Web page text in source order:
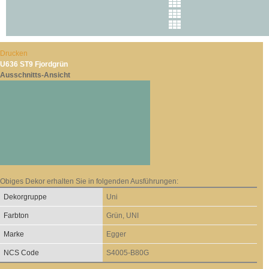
Drucken
U636 ST9 Fjordgrün
Ausschnitts-Ansicht
Obiges Dekor erhalten Sie in folgenden Ausführungen:
Dekorgruppe
Uni
Farbton Grün, UNI
Marke Egger
NCS Code S4005-B80G